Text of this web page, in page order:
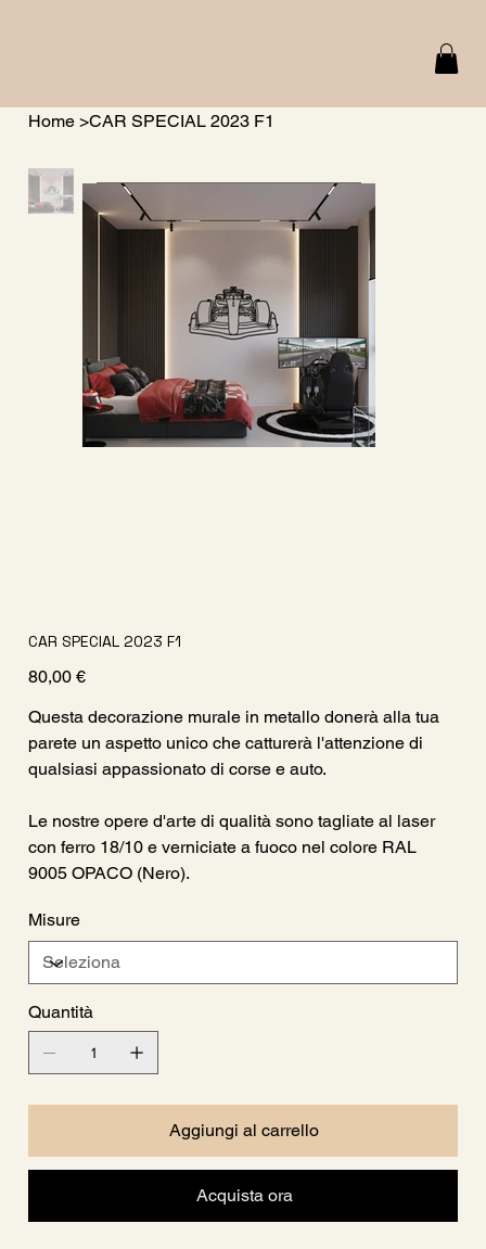
Home >CAR SPECIAL 2023 F1
CAR SPECIAL 2023 F1
Prezzo
80,00 €
Questa decorazione murale in metallo donerà alla tua
parete un aspetto unico che catturerà l'attenzione di
qualsiasi appassionato di corse e auto.
Le nostre opere d'arte di qualità sono tagliate al laser
con ferro 18/10 e verniciate a fuoco nel colore RAL
9005 OPACO (Nero).
Misure
Quantità
Aggiungi al carrello
Acquista ora